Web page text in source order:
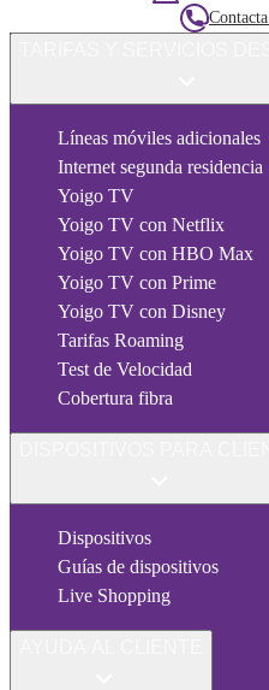
Líneas móviles adicionales
Internet segunda residencia
Yoigo TV
Yoigo TV con Netflix
Yoigo TV con HBO Max
Yoigo TV con Prime
Yoigo TV con Disney
Tarifas Roaming
Test de Velocidad
Cobertura fibra
Dispositivos
Guías de dispositivos
Live Shopping